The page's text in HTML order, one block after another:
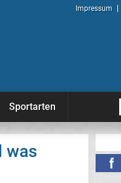
Impressum
Sportarten
was